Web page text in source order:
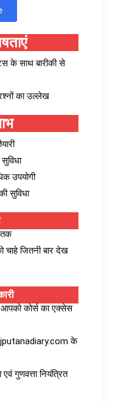
के साथ बारीकी से
का उल्लेख
उपयोगी
सुविधा
तक
चाहे जितनी बार देख
कोर्स का एक्सेस
के
गुणवत्ता नियंत्रित